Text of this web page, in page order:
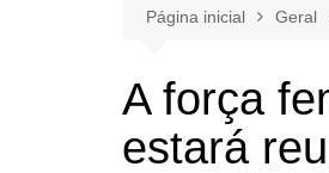
Página inicial Geral
A força
estará